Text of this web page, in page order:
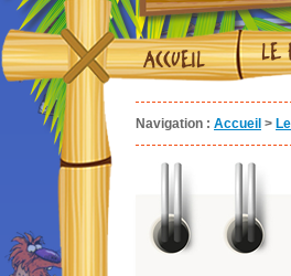
ACCUEIL LE
Navigation : Accueil >